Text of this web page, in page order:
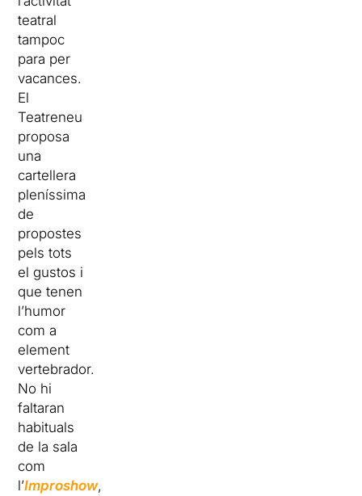
teatral
tampoc
para per
vacances.
El
Teatreneu
proposa
una
cartellera
pleníssima
de
propostes
pels tots
el gustos i
que tenen
l’humor
com a
element
vertebrador.
No hi
faltaran
habituals
de la sala
com
l’Improshow,